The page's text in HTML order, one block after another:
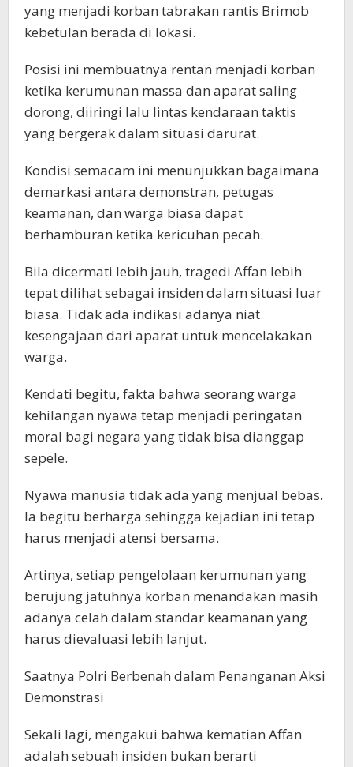
yang menjadi korban tabrakan rantis Brimob
kebetulan berada di lokasi.
Posisi ini membuatnya rentan menjadi korban
ketika kerumunan massa dan aparat saling
dorong, diiringi lalu lintas kendaraan taktis
yang bergerak dalam situasi darurat.
Kondisi semacam ini menunjukkan bagaimana
demarkasi antara demonstran, petugas
keamanan, dan warga biasa dapat
berhamburan ketika kericuhan pecah.
Bila dicermati lebih jauh, tragedi Affan lebih
tepat dilihat sebagai insiden dalam situasi luar
biasa. Tidak ada indikasi adanya niat
kesengajaan dari aparat untuk mencelakakan
warga.
Kendati begitu, fakta bahwa seorang warga
kehilangan nyawa tetap menjadi peringatan
moral bagi negara yang tidak bisa dianggap
sepele.
Nyawa manusia tidak ada yang menjual bebas.
Ia begitu berharga sehingga kejadian ini tetap
harus menjadi atensi bersama.
Artinya, setiap pengelolaan kerumunan yang
berujung jatuhnya korban menandakan masih
adanya celah dalam standar keamanan yang
harus dievaluasi lebih lanjut.
Saatnya Polri Berbenah dalam Penanganan Aksi
Demonstrasi
Sekali lagi, mengakui bahwa kematian Affan
adalah sebuah insiden bukan berarti